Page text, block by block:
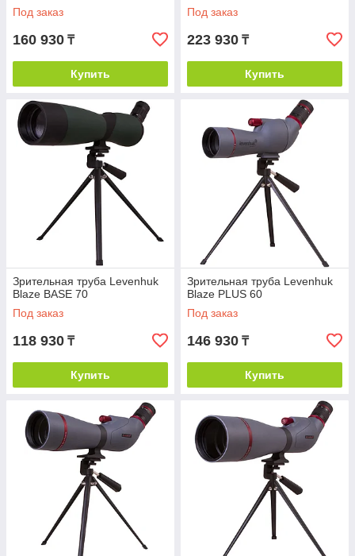
Под заказ
160 930 ₸
Купить
Под заказ
223 930 ₸
Купить
Зрительная труба Levenhuk
Blaze BASE 70
Под заказ
118 930 ₸
Купить
Зрительная труба Levenhuk
Blaze PLUS 60
Под заказ
146 930 ₸
Купить